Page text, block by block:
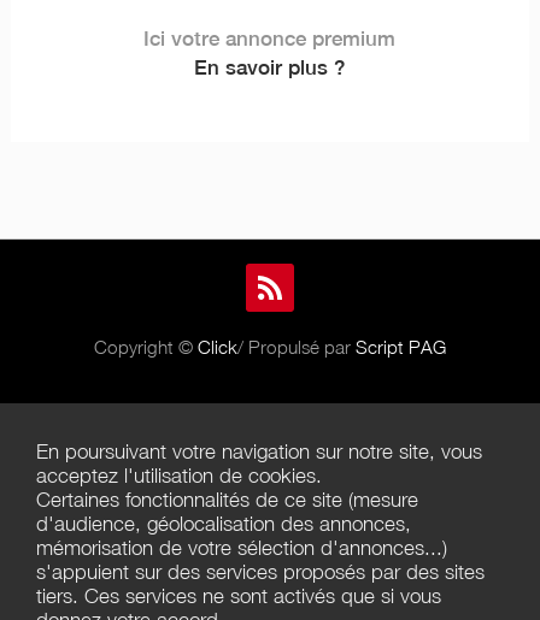
Ici votre annonce premium
En savoir plus ?
Copyright © Click/ Propulsé par Script PAG
Règles de diffusion
Conditions générales d'utilisation
Conditions générales de vente
Politique de confidentialité
En poursuivant votre navigation sur notre site, vous
acceptez l'utilisation de cookies.
Certaines fonctionnalités de ce site (mesure
d'audience, géolocalisation des annonces,
mémorisation de votre sélection d'annonces...)
s'appuient sur des services proposés par des sites
tiers. Ces services ne sont activés que si vous